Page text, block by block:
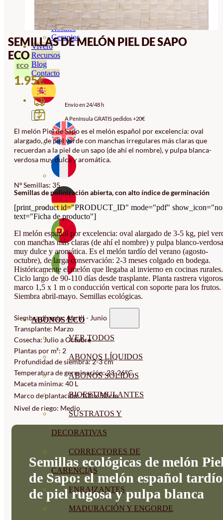
Ornamentales
Hortensias
Rosales
Geranios
Vivero
Recursos
Blog
Contacto
ABONOS ECO
VER TODOS
ABONOS LÍQUIDOS
ABONOS SOLIDOS
BIOESTIMULANTES
SUSTRATOS Y
DECORATIVAS
CORRECTORES DE
CARENCIAS
ENRAIZANTES
MADURACIÓN Y ENGORDE
SEMILLAS DE MELÓN PIEL DE SAPO
ECO
ECO
1.95€
Envío en 24/48 h
A Península GRATIS pedidos +20€
El melón Piel de Sapo es el melón español por excelencia: oval
alargado, de piel verde con manchas irregulares más claras que
recuerdan a la piel de un sapo (de ahí el nombre), y pulpa blanca-
verdosa muy dulce y aromática.
Nº Semillas: 35
Semillas de polinización abierta, con alto índice de germinación
[print_product id="PRODUCT_ID" mode="pdf"
text="Ficha de producto"]
El melón español por excelencia: oval alargado de 3-5 kg, piel
con manchas más claras (de ahí el nombre) y pulpa blanco-verdosa
muy dulce y aromática. Es el melón tardío del verano (agosto-
octubre), de larga conservación: 2-3 meses colgado en bodega.
Históricamente el melón que llegaba al invierno en cocinas rurales.
Ciclo largo de 90-110 días desde trasplante. Planta rastrera
marco 1,5 x 1 m o conducción vertical con soporte para los frutos.
Siembra abril-mayo. Semillas ecológicas.
Siembra directa: Abrtil - Junio
Transplante: Marzo
Cosecha: Julio a Octubre
Plantas por m²: 2
Profundidad de siembra: 2-3 cm
Temperatura de germinación: 23-26°C
Maceta mínima: 40 L
Marco de plantación: 100 x 50 cm
Nivel de riego: Medio
Semillas ecológicas de melón
de Sapo: el melón español tardío
de piel rugosa y pulpa blanca